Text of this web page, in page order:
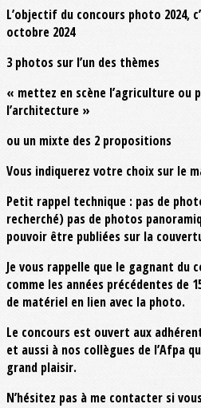
L’objectif du concours photo 2024,
octobre 2024
3 photos sur l’un des thèmes
« mettez en scène l’agriculture ou
l’architecture »
ou un mixte des 2 propositions
Vous indiquerez votre choix sur le
Petit rappel technique : pas de
recherché) pas de photos
pouvoir être publiées sur la
Je vous rappelle que le gagnant du
comme les années précédentes de
de matériel en lien avec la photo.
Le concours est ouvert aux
et aussi à nos collègues de l’Afpa
grand plaisir.
N’hésitez pas à me contacter si